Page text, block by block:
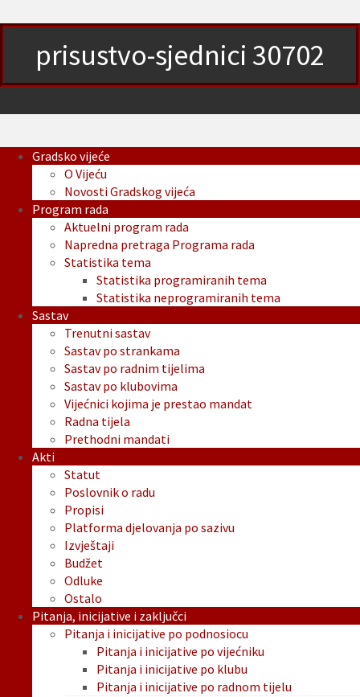
prisustvo-sjednici 30702
Gradsko vijeće
O Vijeću
Novosti Gradskog vijeća
Program rada
Aktuelni program rada
Napredna pretraga Programa rada
Statistika tema
Statistika programiranih tema
Statistika neprogramiranih tema
Sastav
Trenutni sastav
Sastav po strankama
Sastav po radnim tijelima
Sastav po klubovima
Vijećnici kojima je prestao mandat
Radna tijela
Prethodni mandati
Akti
Statut
Poslovnik o radu
Propisi
Platforma djelovanja po sazivu
Izvještaji
Budžet
Odluke
Ostalo
Pitanja, inicijative i zaključci
Pitanja i inicijative po podnosiocu
Pitanja i inicijative po vijećniku
Pitanja i inicijative po klubu
Pitanja i inicijative po radnom tijelu